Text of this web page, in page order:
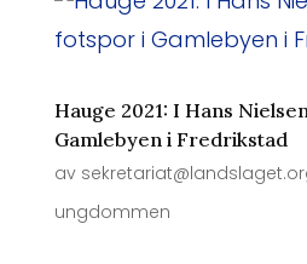
Hauge 2021: I Hans
Gamlebyen i Fredrikstad
av
ungdommen